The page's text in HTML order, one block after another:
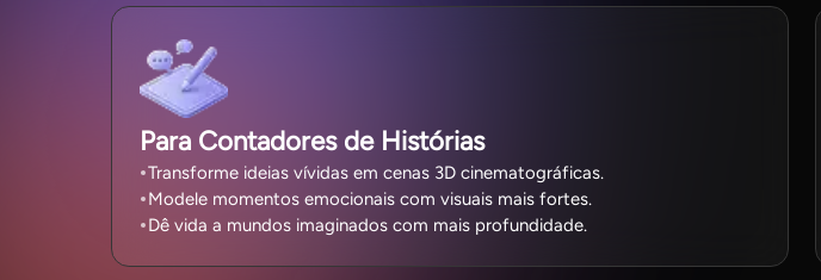
Para Contadores de Histórias
Transforme ideias vívidas em cenas 3D cinematográficas.
Modele momentos emocionais com visuais mais fortes.
Dê vida a mundos imaginados com mais profundidade.